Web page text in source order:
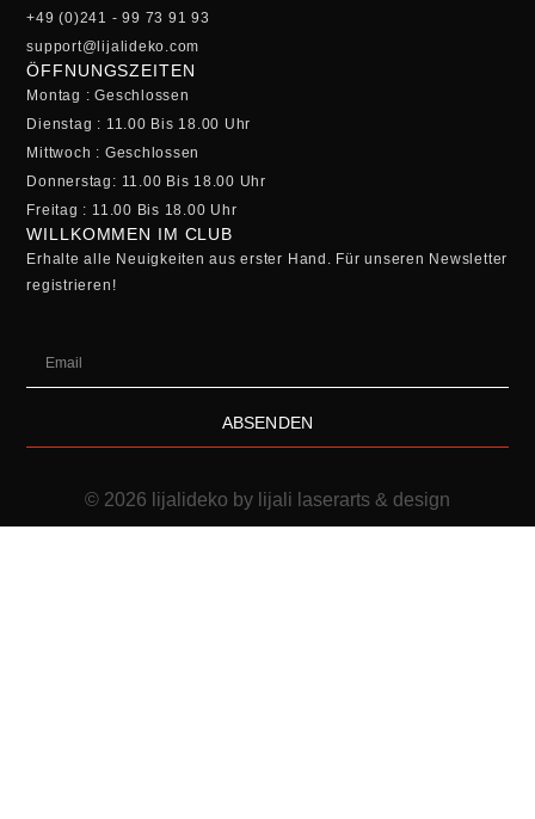
+49 (0)241 - 99 73 91 93
support@lijalideko.com
ÖFFNUNGSZEITEN
Montag : Geschlossen
Dienstag : 11.00 Bis 18.00 Uhr
Mittwoch : Geschlossen
Donnerstag: 11.00 Bis 18.00 Uhr
Freitag : 11.00 Bis 18.00 Uhr
WILLKOMMEN IM CLUB
Erhalte alle Neuigkeiten aus erster Hand. Für unseren Newsletter
registrieren!
ABSENDEN
© 2026 lijalideko by lijali laserarts & design